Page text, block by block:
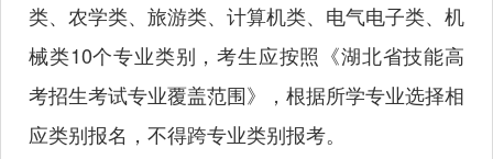
类、农学类、旅游类、计算机类、电气电子类、机
械类10个专业类别，考生应按照《湖北省技能高
考招生考试专业覆盖范围》，根据所学专业选择相
应类别报名，不得跨专业类别报考。